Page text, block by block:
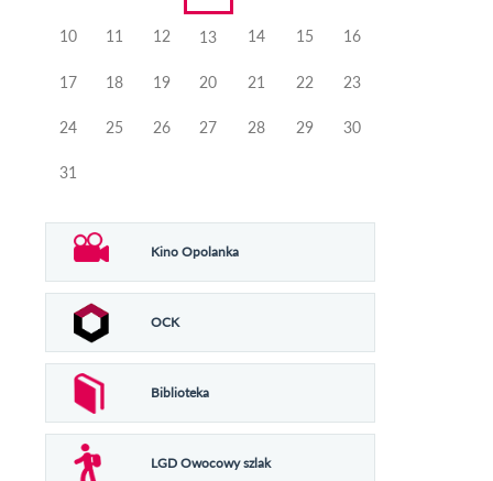
10 11 12 13 14 15 16
17 18 19 20 21 22 23
24 25 26 27 28 29 30
31
Kino Opolanka
OCK
Biblioteka
LGD Owocowy szlak